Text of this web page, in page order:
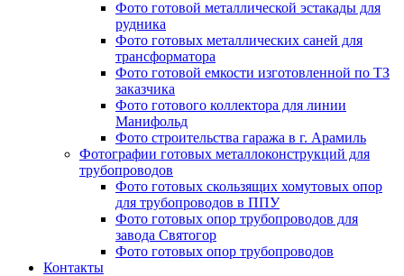
Фото готовой металлической эстакады для
рудника
Фото готовых металлических саней для
трансформатора
Фото готовой емкости изготовленной по ТЗ
заказчика
Фото готового коллектора для линии
Манифольд
Фото строительства гаража в г. Арамиль
Фотографии готовых металлоконструкций для
трубопроводов
Фото готовых скользящих хомутовых опор
для трубопроводов в ППУ
Фото готовых опор трубопроводов для
завода Святогор
Фото готовых опор трубопроводов
Контакты